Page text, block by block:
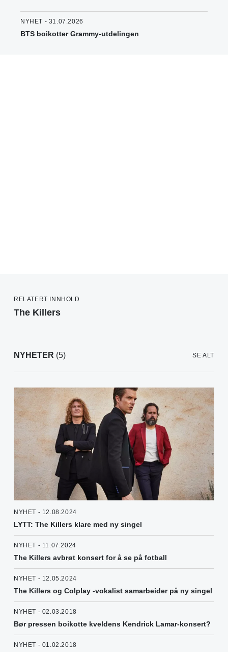
NYHET - 31.07.2026
BTS boikotter Grammy-utdelingen
RELATERT INNHOLD
The Killers
NYHETER (5) SE ALT
NYHET - 12.08.2024
LYTT: The Killers klare med ny singel
NYHET - 11.07.2024
The Killers avbrøt konsert for å se på fotball
NYHET - 12.05.2024
The Killers og Colplay -vokalist samarbeider på ny singel
NYHET - 02.03.2018
Bør pressen boikotte kveldens Kendrick Lamar-konsert?
NYHET - 01.02.2018